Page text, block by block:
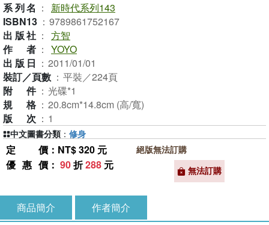
系列名 ：
新時代系列143
ISBN13 ： 9789861752167
出版社 ： 方智
作者 ： YOYO
出版日 ： 2011/01/01
裝訂／頁數 ： 平裝／224頁
附件 ： 光碟*1
規格 ： 20.8cm*14.8cm (高/寬)
版次 ： 1
定價 ：NT$ 320 元
優惠價 ： 90折288 元
絕版無法訂購
無法訂購
中文圖書分類 ： 修身
商品簡介 作者簡介